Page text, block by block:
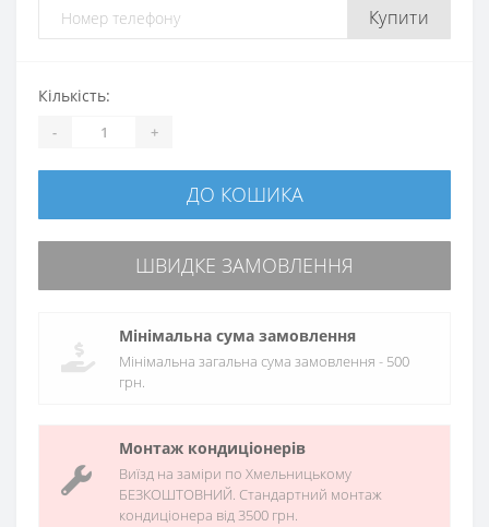
Купити
Кількість:
- +
ДО КОШИКА
ШВИДКЕ ЗАМОВЛЕННЯ
Мінімальна сума замовлення
Мінімальна загальна сума замовлення - 500
грн.
Монтаж кондиціонерів
Виїзд на заміри по Хмельницькому
БЕЗКОШТОВНИЙ. Стандартний монтаж
кондиціонера від 3500 грн.